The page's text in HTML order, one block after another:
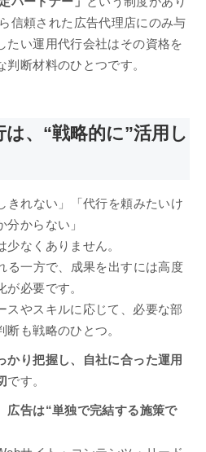
信頼された広告代理店にのみ与
たい運用代行会社はその資格を
断材料のひとつです。
、“戦略的に”活用し
きれない」「代行を頼みたいけ
分からない」
なくありません。
る一方で、成果を出すには高度
が必要です。
スやスキルに応じて、必要な部
も戦略のひとつ。
かり把握し、自社に合った運用
です。
広告は“単独で完結する施策で